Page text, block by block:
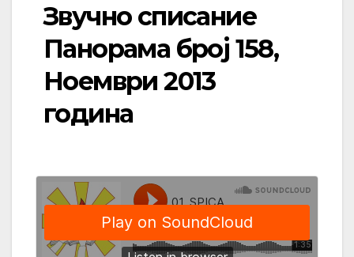
Звучно списание
Панорама број 158,
Ноември 2013
година